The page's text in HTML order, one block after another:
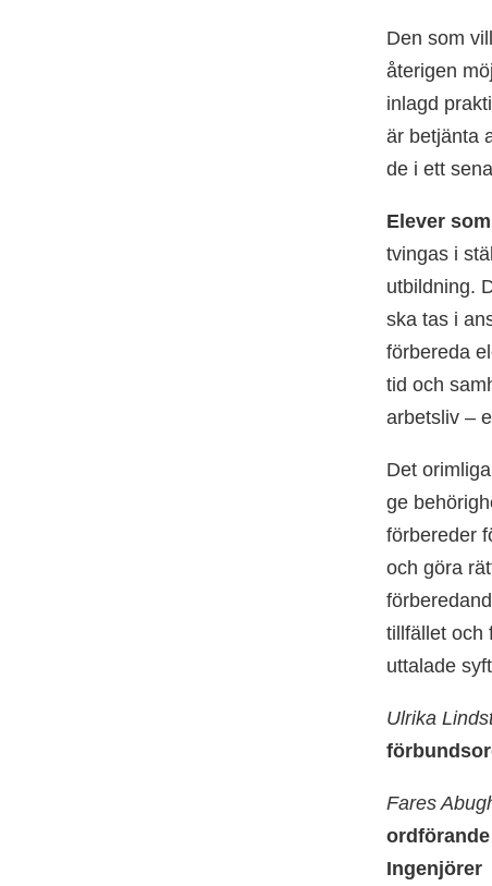
Den som
återigen
inlagd
är betjänta
de i ett
Elever
tvingas i
utbildning.
ska tas i
förbereda
tid och
arbetsliv –
Det
ge
förbereder
och göra
tillfället och
uttalade
Ulrika
Fares
Ingenjörer